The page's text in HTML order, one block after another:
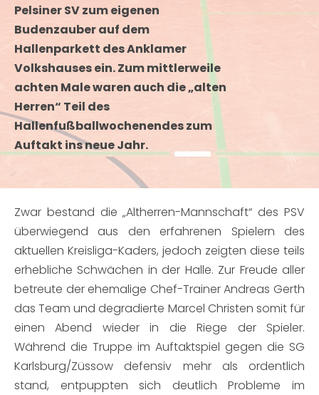
Pelsiner SV zum eigenen
Budenzauber auf dem
Hallenparkett des Anklamer
Volkshauses ein. Zum mittlerweile
achten Male waren auch die „alten
Herren“ Teil des
Hallenfußballwochenendes zum
Auftakt ins neue Jahr.
Zwar bestand die „Altherren-Mannschaft“ des PSV
überwiegend aus den erfahrenen Spielern des
aktuellen Kreisliga-Kaders, jedoch zeigten diese teils
erhebliche Schwächen in der Halle. Zur Freude aller
betreute der ehemalige Chef-Trainer Andreas Gerth
das Team und degradierte Marcel Christen somit für
einen Abend wieder in die Riege der Spieler.
Während die Truppe im Auftaktspiel gegen die SG
Karlsburg/Züssow defensiv mehr als ordentlich
stand, entpuppten sich deutlich Probleme im